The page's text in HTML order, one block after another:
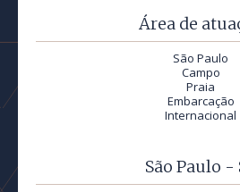
Área de
São Paulo
Campo
Praia
Embarcação
Internacional
São Paulo -